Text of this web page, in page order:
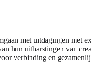
met uitdagingen met
hun uitbarstingen van
verbinding en